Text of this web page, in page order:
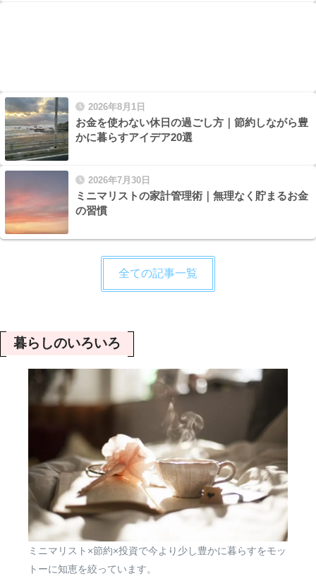
2026年8月1日
お金を使わない休日の過ごし方｜節約しながら豊
かに暮らすアイデア20選
2026年7月30日
ミニマリストの家計管理術｜無理なく貯まるお金
の習慣
全ての記事一覧
暮らしのいろいろ
ミニマリスト×節約×投資で今より少し豊かに暮らすをモッ
トーに知恵を絞っています。